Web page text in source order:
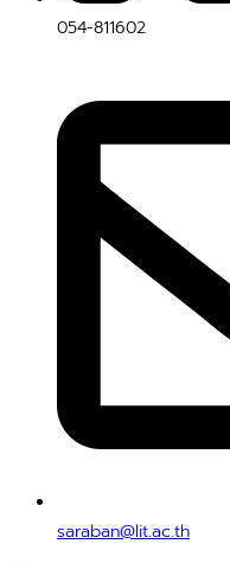
054-811602
saraban@lit.ac.th